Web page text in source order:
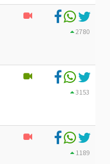
2780
3153
1189